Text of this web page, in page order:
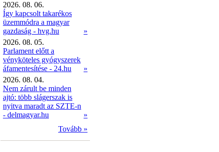
2026. 08. 06.
Így kapcsolt takarékos
üzemmódra a magyar
gazdaság - hvg.hu
»
2026. 08. 05.
Parlament előtt a
vényköteles gyógyszerek
áfamentesítése - 24.hu
»
2026. 08. 04.
Nem zárult be minden
ajtó: több slágerszak is
nyitva maradt az SZTE-n
- delmagyar.hu
»
Tovább »